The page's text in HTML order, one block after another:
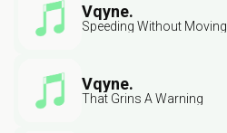
Vqyne.
Speeding Without Moving
Vqyne.
That Grins A Warning